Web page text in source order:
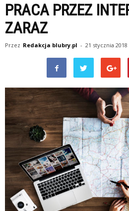
PRACA PRZEZ
ZARAZ
Przez Redakcja blubry.pl - 21 stycznia 2018